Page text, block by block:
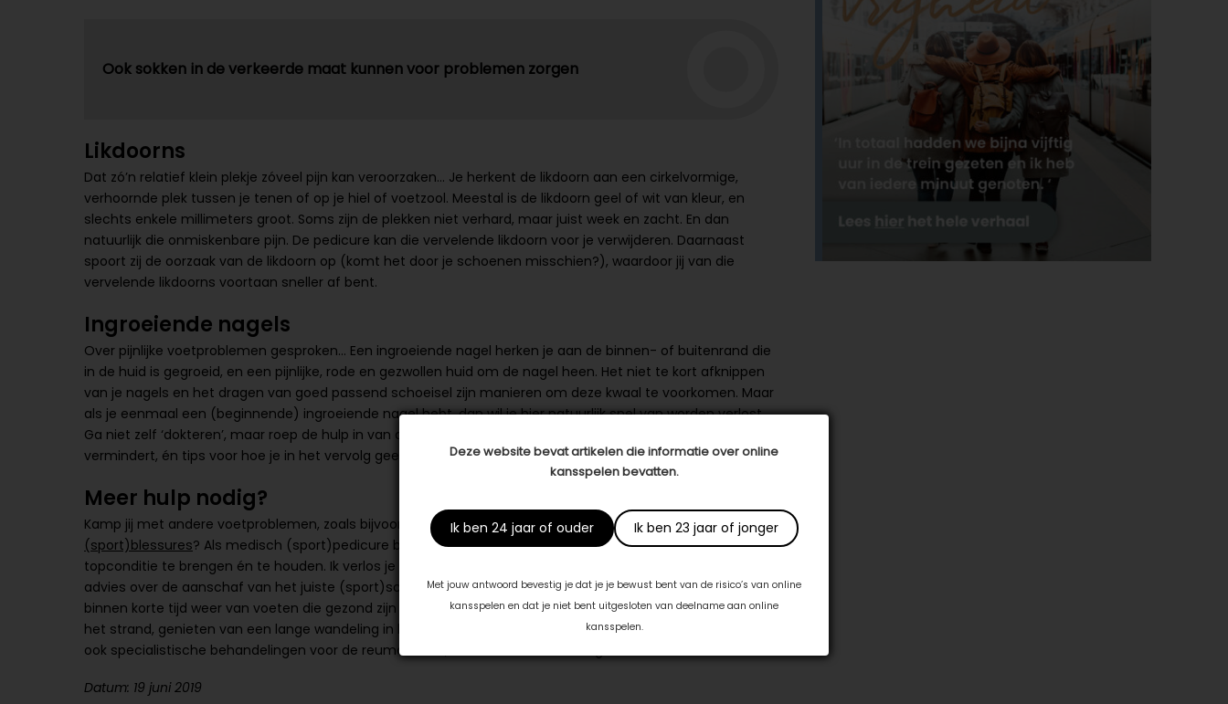
Deze website bevat artikelen die informatie over online
kansspelen bevatten.
Ik ben 24 jaar of ouder Ik ben 23 jaar of jonger
Met jouw antwoord bevestig je dat je je bewust bent van de risico’s van online
kansspelen en dat je niet bent uitgesloten van deelname aan online
kansspelen.
Ook sokken in de verkeerde maat kunnen voor problemen zorgen
Likdoorns
Dat zó’n relatief klein plekje zóveel pijn kan veroorzaken… Je herkent de likdoorn aan een cirkelvormige,
verhoornde plek tussen je tenen of op je hiel of voetzool. Meestal is de likdoorn geel of wit van kleur, en
slechts enkele millimeters groot. Soms zijn de plekken niet verhard, maar juist week en zacht. En dan
natuurlijk die onmiskenbare pijn. De pedicure kan die vervelende likdoorn voor je verwijderen. Daarnaast
spoort zij de oorzaak van de likdoorn op (komt het door je schoenen misschien?), waardoor jij van die
vervelende likdoorns voortaan sneller af bent.
Ingroeiende nagels
Over pijnlijke voetproblemen gesproken… Een ingroeiende nagel herken je aan de binnen- of buitenrand die
in de huid is gegroeid, en een pijnlijke, rode en gezwollen huid om de nagel heen. Het niet te kort afknippen
van je nagels en het dragen van goed passend schoeisel zijn manieren om deze kwaal te voorkomen. Maar
als je eenmaal een (beginnende) ingroeiende nagel hebt, dan wil je hier natuurlijk snel van worden verlost.
Ga niet zelf ‘dokteren’, maar roep de hulp in van de
vermindert, én tips voor hoe je in het vervolg geen last meer kunt hebben van ingroeiende teennagels.
Meer hulp nodig?
Kamp jij met andere voetproblemen, zoals bijvoorbeeld overmatige eeltvorming, wratten of
(sport)blessures? Als medisch (sport)pedicure bied ik jou de juiste behandelingen om je voeten in
topconditie te brengen én te houden. Ik verlos je van je vervelende en pijnlijke voetproblemen, en geef je
advies over de aanschaf van het juiste (sport)schoeisel. Met de juiste verzorging en behandeling geniet je
binnen korte tijd weer van voeten die gezond zijn én die er ook zo uitzien. Zo kun je zorgeloos slenteren over
het strand, genieten van een lange wandeling in het park of van een potje beachvolleybal. Daarnaast bied ik
ook specialistische behandelingen voor de reumatische, diabetische en oncologische voet.
Datum: 19 juni 2019